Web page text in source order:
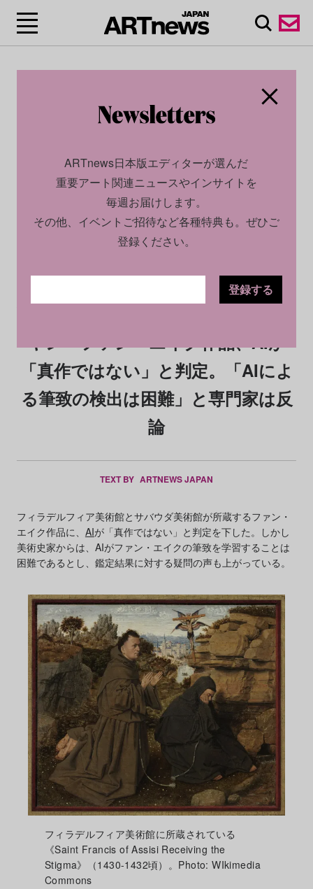
2026.02.10
ヤン・ファン・エイク作品、AIが
「真作ではない」と判定。「AIによ
る筆致の検出は困難」と専門家は反
論
TEXT BY ARTNEWS JAPAN
フィラデルフィア美術館とサバウダ美術館が所蔵するファン・
エイク作品に、 AIが「真作ではない」と判定を下した。しかし
美術史家からは、AIがファン・エイクの筆致を学習することは
困難であるとし、鑑定結果に対する疑問の声も上がっている。
フィラデルフィア美術館に所蔵されている
《Saint Francis of Assisi Receiving the
Stigma》（1430-1432頃）。Photo: WIkimedia
Commons
ARTnews日本版エディターが選んだ
重要アート関連ニュースやインサイトを
毎週お届けします。
その他、イベントご招待など各種特典も。ぜひご
登録ください。
登録する